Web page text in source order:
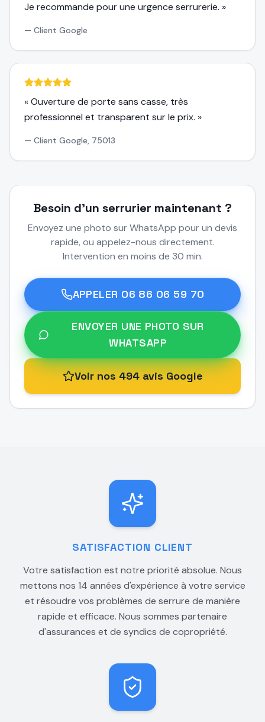
Je recommande pour une urgence serrurerie. »
— Client Google
«Ouverture de porte sans casse, très
professionnel et transparent sur le prix. »
— Client Google, 75013
Besoin d'un serrurier maintenant ?
Envoyez une photo sur WhatsApp pour un devis
rapide, ou appelez-nous directement.
Intervention en moins de 30 min.
APPELER 06 86 06 59 70
ENVOYER UNE PHOTO SUR
WHATSAPP
Voir nos 494 avis Google
SATISFACTION CLIENT
Votre satisfaction est notre priorité absolue. Nous
mettons nos 14 années d'expérience à votre service
et résoudre vos problèmes de serrure de manière
rapide et efficace. Nous sommes partenaire
d'assurances et de syndics de copropriété.